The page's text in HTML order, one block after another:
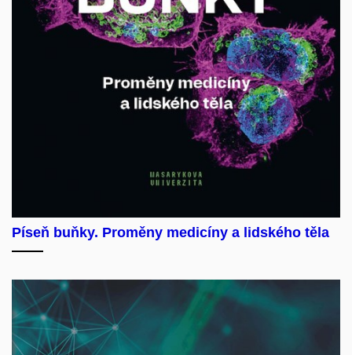
Píseň buňky. Proměny medicíny a lidského těla